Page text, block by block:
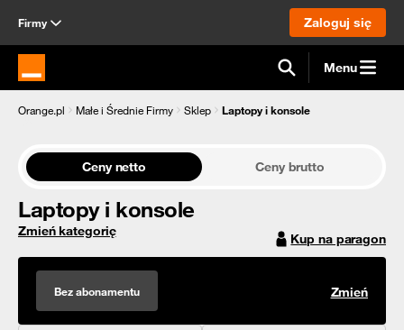
Firmy Zaloguj się
Strona główna Orange.pl Menu
Orange.pl Małe i Średnie Firmy Sklep Laptopy i konsole
Ceny netto Ceny brutto
Laptopy i konsole
Zmień kategorię Kup na paragon
Bez abonamentu Zmień